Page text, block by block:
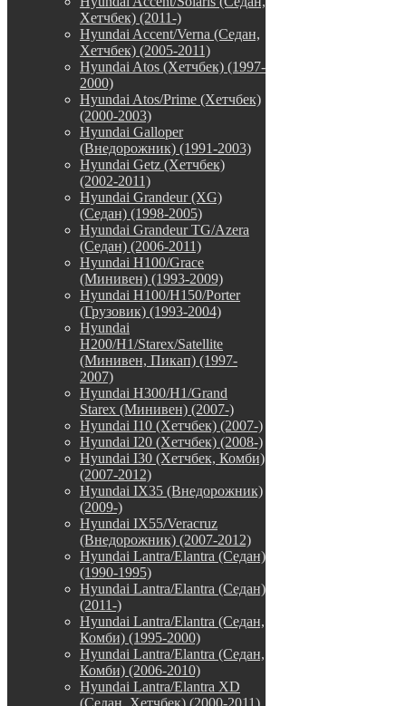
Хетчбек) (2011-)
Hyundai Accent/Verna (Седан,
Хетчбек) (2005-2011)
Hyundai Atos (Хетчбек) (1997-
2000)
Hyundai Atos/Prime (Хетчбек)
(2000-2003)
Hyundai Galloper
(Внедорожник) (1991-2003)
Hyundai Getz (Хетчбек)
(2002-2011)
Hyundai Grandeur (XG)
(Седан) (1998-2005)
Hyundai Grandeur TG/Azera
(Седан) (2006-2011)
Hyundai H100/Grace
(Минивен) (1993-2009)
Hyundai H100/H150/Porter
(Грузовик) (1993-2004)
Hyundai
H200/H1/Starex/Satellite
(Минивен, Пикап) (1997-
2007)
Hyundai H300/H1/Grand
Starex (Минивен) (2007-)
Hyundai I10 (Хетчбек) (2007-)
Hyundai I20 (Хетчбек) (2008-)
Hyundai I30 (Хетчбек, Комби)
(2007-2012)
Hyundai IX35 (Внедорожник)
(2009-)
Hyundai IX55/Veracruz
(Внедорожник) (2007-2012)
Hyundai Lantra/Elantra (Седан)
(1990-1995)
Hyundai Lantra/Elantra (Седан)
(2011-)
Hyundai Lantra/Elantra (Седан,
Комби) (1995-2000)
Hyundai Lantra/Elantra (Седан,
Комби) (2006-2010)
Hyundai Lantra/Elantra XD
(Седан, Хетчбек) (2000-2011)